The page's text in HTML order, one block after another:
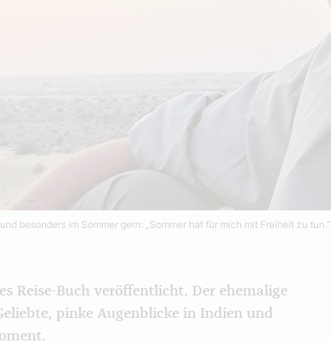
besonders im Sommer gern: „Sommer hat für mich mit Freiheit zu tun.“
Reise-Buch veröffentlicht. Der ehemalige
pinke Augenblicke in Indien und